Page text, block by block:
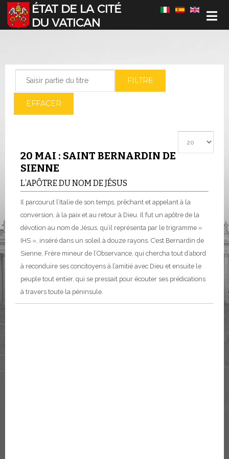
Sélectionnez votre langue
FILTRE
EFFACER
20 MAI : SAINT BERNARDIN DE
SIENNE
L’APÔTRE DU NOM DE JÉSUS
Il parcourut l’Italie de son temps, prêchant et appelant à la
conversion, à la paix et au retour à Dieu. Il fut un apôtre de la
dévotion au nom de Jésus, qu’il représenta par le trigramme «
IHS », inséré dans un soleil à douze rayons. C’est Bernardin de
Sienne, Frère mineur de l’Observance, qui chercha tout d’abord
à reconduire ses concitoyens à l’amitié avec Dieu et ensuite le
peuple tout entier, qui se pressait pour écouter ses prédications
à travers toute la péninsule.